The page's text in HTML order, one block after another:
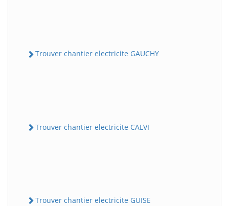
Trouver chantier electricite GAUCHY
Trouver chantier electricite CALVI
Trouver chantier electricite GUISE